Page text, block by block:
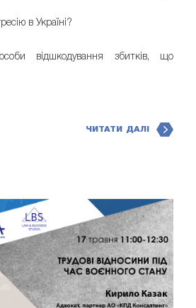
в Україні?
відшкодування збитків, що
ЧИТАТИ ДАЛІ